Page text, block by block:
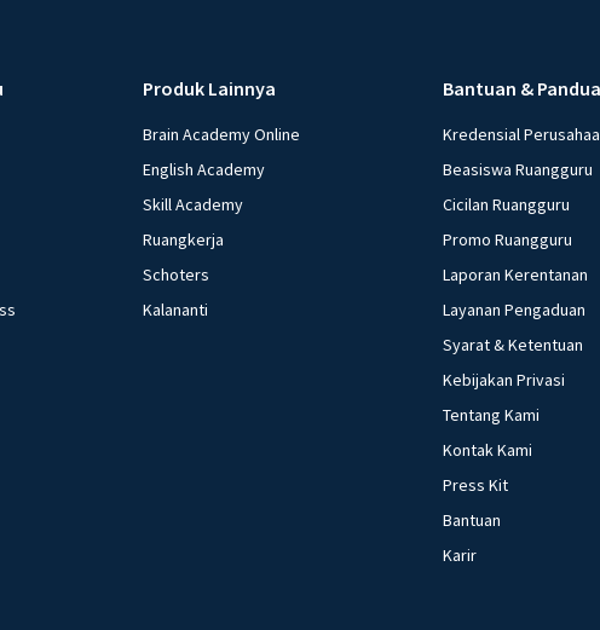
Produk Lainnya
Brain Academy Online
English Academy
Skill Academy
Ruangkerja
Schoters
Kalananti
Bantuan &
Kredensial
Beasiswa Ruangguru
Cicilan Ruangguru
Promo Ruangguru
Laporan Kerentanan
Layanan Pengaduan
Syarat & Ketentuan
Kebijakan Privasi
Tentang Kami
Kontak Kami
Press Kit
Bantuan
Karir